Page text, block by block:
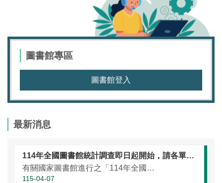
圖書館專區
圖書館登入
最新消息
114年全國圖書館統計調查即日起開始，請各單位協助於本（115）年5月25日前完成統計資訊填報（延長至7月10日）
有關國家圖書館進行之「114年全國圖書館統計」調查，涵蓋全國大專校院圖書館、國民小學圖書館、國民中學圖書館、高級中等學校暨特殊教育學校圖書館，以及專門圖書館，藉由相關統計數據之蒐集，將有助瞭解我國各類...
115-04-07